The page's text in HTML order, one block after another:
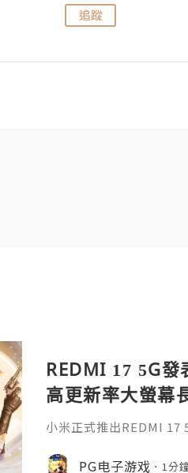
追蹤
REDMI 17 5G發
高更新率大螢幕
小米正式推出REDMI 17
求。對於喜歡PG手遊的
PG电子游戏 1分